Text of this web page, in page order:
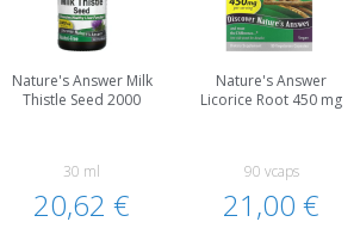
Nature's Answer Milk
Thistle Seed 2000
30 ml
20,62 €
Nature's Answer
Licorice Root 450 mg
90 vcaps
21,00 €